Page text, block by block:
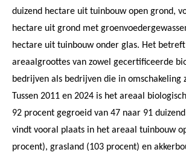
duizend hectare uit tuinbouw open grond,
hectare uit grond met
hectare uit tuinbouw onder glas. Het
areaalgroottes van zowel gecertificeerde
bedrijven als bedrijven die in omschakeling
Tussen 2011 en 2024 is het areaal
92 procent gegroeid van 47 naar 91
vindt vooral plaats in het areaal tuinbouw
procent), grasland (103 procent) en